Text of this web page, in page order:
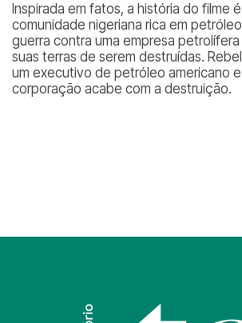
Inspirada em fatos, a história do filme
comunidade nigeriana rica em
guerra contra uma empresa
suas terras de serem destruídas.
um executivo de petróleo americano
corporação acabe com a destruição.